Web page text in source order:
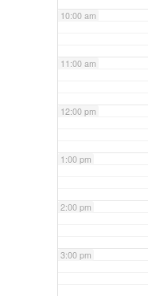
10:00 am
11:00 am
12:00 pm
1:00 pm
2:00 pm
3:00 pm